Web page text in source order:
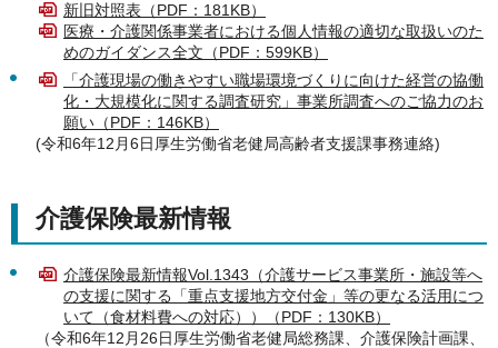
新旧対照表（PDF：181KB）
医療・介護関係事業者における個人情報の適切な取扱いのた
めのガイダンス全文（PDF：599KB）
「介護現場の働きやすい職場環境づくりに向けた経営の協働
化・大規模化に関する調査研究」事業所調査へのご協力のお
願い（PDF：146KB）
(令和6年12月6日厚生労働省老健局高齢者支援課事務連絡)
介護保険最新情報
介護保険最新情報Vol.1343（介護サービス事業所・施設等へ
の支援に関する「重点支援地方交付金」等の更なる活用につ
いて（食材料費への対応））（PDF：130KB）
（令和6年12月26日厚生労働省老健局総務課、介護保険計画課、